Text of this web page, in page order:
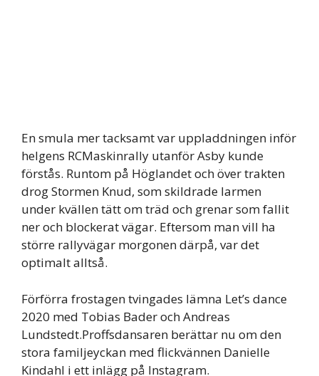
En smula mer tacksamt var uppladdningen inför
helgens RCMaskinrally utanför Asby kunde
förstås. Runtom på Höglandet och över trakten
drog Stormen Knud, som skildrade larmen
under kvällen tätt om träd och grenar som fallit
ner och blockerat vägar. Eftersom man vill ha
större rallyvägar morgonen därpå, var det
optimalt alltså.
Förförra frostagen tvingades lämna Let’s dance
2020 med Tobias Bader och Andreas
Lundstedt.Proffsdansaren berättar nu om den
stora familjeyckan med flickvännen Danielle
Kindahl i ett inlägg på Instagram.